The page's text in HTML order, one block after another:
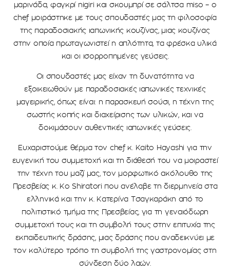
μαρινάδα, φαγκρί nigiri και σκουμπρί σε σάλτσα miso – ο
chef μοιράστηκε με τους σπουδαστές μας τη φιλοσοφία
της παραδοσιακής ιαπωνικής κουζίνας, μιας κουζίνας
στην οποία πρωταγωνιστεί η απλότητα, τα φρέσκα υλικά
και οι ισορροπημένες γεύσεις.
Οι σπουδαστές μας είχαν τη δυνατότητα να
εξοικειωθούν με παραδοσιακές ιαπωνικές τεχνικές
μαγειρικής, όπως είναι: η παρασκευή σούσι, η τέχνη της
σωστής κοπής και διαχείρισης των υλικών, και να
δοκιμάσουν αυθεντικές ιαπωνικές γεύσεις.
Ευχαριστούμε θέρμα τον chef κ. Kaito Hayashi για την
ευγενική του συμμετοχή και τη διάθεσή του να μοιραστεί
την τέχνη του μαζί μας, τον μορφωτικό ακόλουθο της
Πρεσβείας κ. Ko Shiratori που ανέλαβε τη διερμηνεία στα
ελληνικά και την κ. Κατερίνα Τσαγκαράκη από το
πολιτιστικό τμήμα της Πρεσβείας, για τη γεναιόδωρη
συμμετοχή τους και τη συμβολή τους στην επιτυχία της
εκπαιδευτικής δράσης, μιας δράσης που αναδεικνύει με
τον καλύτερο τρόπο τη συμβολή της γαστρονομίας στη
σύνδεση δύο λαών.